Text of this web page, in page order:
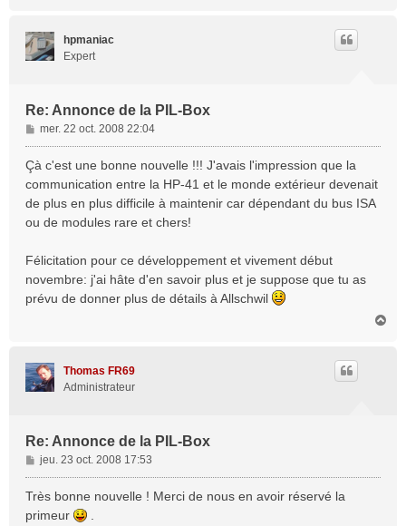
hpmaniac
Expert
Re: Annonce de la PIL-Box
M
e
s
g
e
mer. 22 oct. 2008 22:04
Çà c'est une bonne nouvelle !!! J'avais l'impression que la
communication entre la HP-41 et le monde extérieur devenait
de plus en plus difficile à maintenir car dépendant du bus ISA
ou de modules rare et chers!
Félicitation pour ce développement et vivement début
novembre: j'ai hâte d'en savoir plus et je suppose que tu as
prévu de donner plus de détails à Allschwil
Thomas FR69
Administrateur
Re: Annonce de la PIL-Box
M
e
s
s
jeu. 23 oct. 2008 17:53
Très bonne nouvelle ! Merci de nous en avoir réservé la
primeur